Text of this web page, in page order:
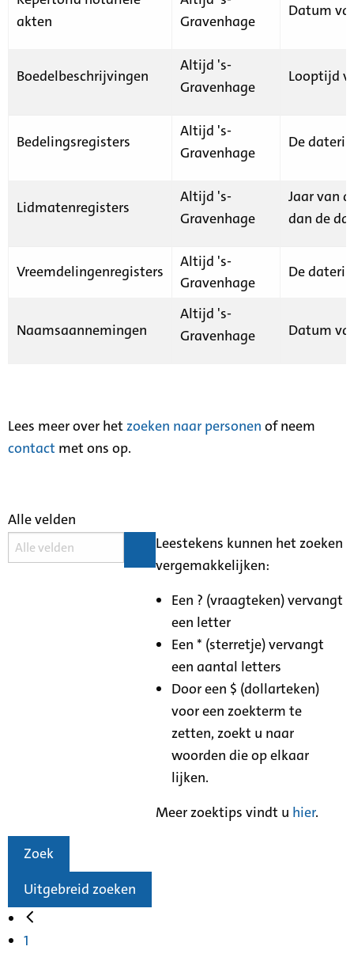
akten
Gravenhage
Datum
Boedelbeschrijvingen
Altijd 's-
Gravenhage
Looptijd
Bedelingsregisters
Altijd 's-
Gravenhage
De
Lidmatenregisters
Altijd 's-
Gravenhage
Jaar van
dan de
Vreemdelingenregisters
Altijd 's-
Gravenhage
De
Naamsaannemingen
Altijd 's-
Gravenhage
Datum
Lees meer over het zoeken naar personen of neem
contact met ons op.
Alle velden
Leestekens kunnen het zoeken
vergemakkelijken:
Een ? (vraagteken) vervangt
een letter
Een * (sterretje) vervangt
een aantal letters
Door een $ (dollarteken)
voor een zoekterm te
zetten, zoekt u naar
woorden die op elkaar
lijken.
Meer zoektips vindt u hier.
Zoek
Uitgebreid zoeken
1